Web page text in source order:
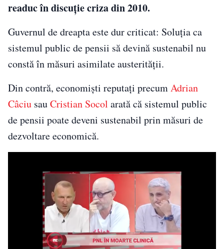
readuc în discuție criza din 2010.
Guvernul de dreapta este dur criticat: Soluția ca
sistemul public de pensii să devină sustenabil nu
constă în măsuri asimilate austerității.
Din contră, economiști reputați precumAdrian
Câciu sauCristian Socol arată că sistemul public
de pensii poate deveni sustenabil prin măsuri de
dezvoltare economică.